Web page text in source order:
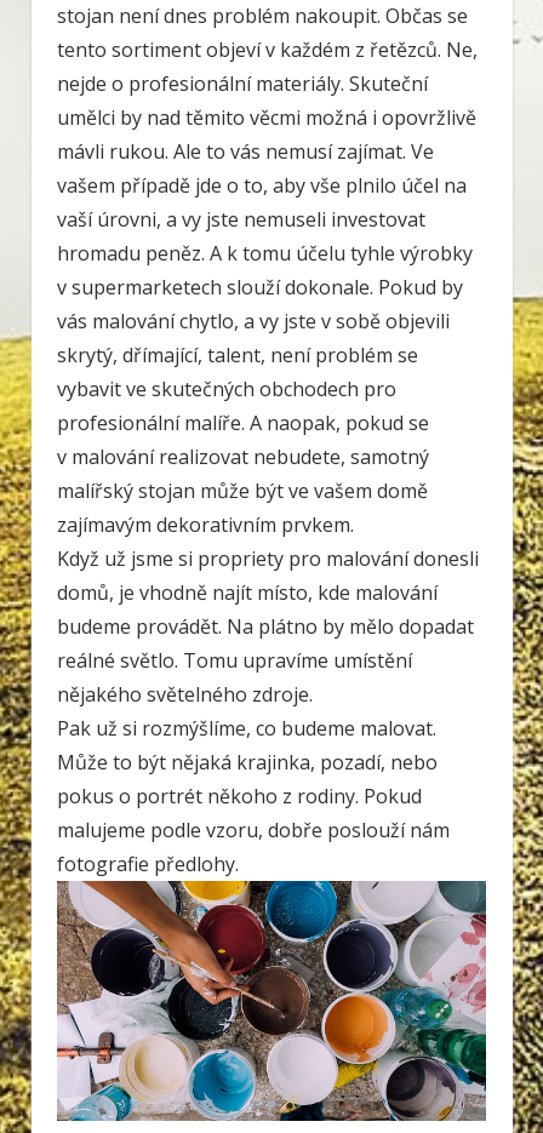
stojan není dnes problém nakoupit. Občas se
tento sortiment objeví v každém z řetězců. Ne,
nejde o profesionální materiály. Skuteční
umělci by nad těmito věcmi možná i opovržlivě
mávli rukou. Ale to vás nemusí zajímat. Ve
vašem případě jde o to, aby vše plnilo účel na
vaší úrovni, a vy jste nemuseli investovat
hromadu peněz. A k tomu účelu tyhle výrobky
v supermarketech slouží dokonale. Pokud by
vás malování chytlo, a vy jste v sobě objevili
skrytý, dřímající, talent, není problém se
vybavit ve skutečných obchodech pro
profesionální malíře. A naopak, pokud se
v malování realizovat nebudete, samotný
malířský stojan může být ve vašem domě
zajímavým dekorativním prvkem.
Když už jsme si propriety pro malování donesli
domů, je vhodně najít místo, kde malování
budeme provádět. Na plátno by mělo dopadat
reálné světlo. Tomu upravíme umístění
nějakého světelného zdroje.
Pak už si rozmýšlíme, co budeme malovat.
Může to být nějaká krajinka, pozadí, nebo
pokus o portrét někoho z rodiny. Pokud
malujeme podle vzoru, dobře poslouží nám
fotografie předlohy.